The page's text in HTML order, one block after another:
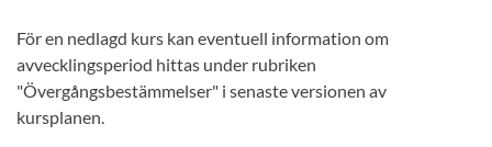
För en nedlagd kurs kan eventuell information om
avvecklingsperiod hittas under rubriken
"Övergångsbestämmelser" i senaste versionen av
kursplanen.